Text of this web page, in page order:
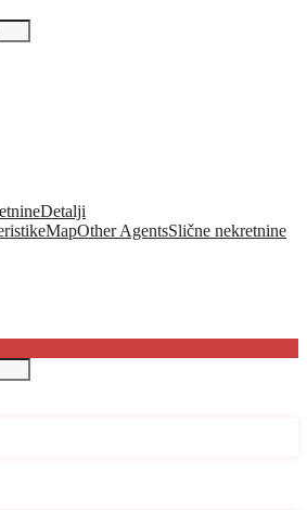
Detalji
MapOther AgentsSlične nekretnine